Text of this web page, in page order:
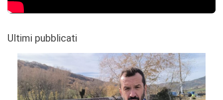
Ultimi pubblicati